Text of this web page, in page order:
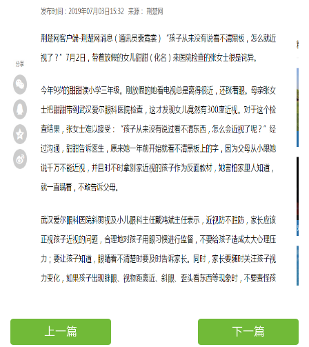
上一篇 下一篇